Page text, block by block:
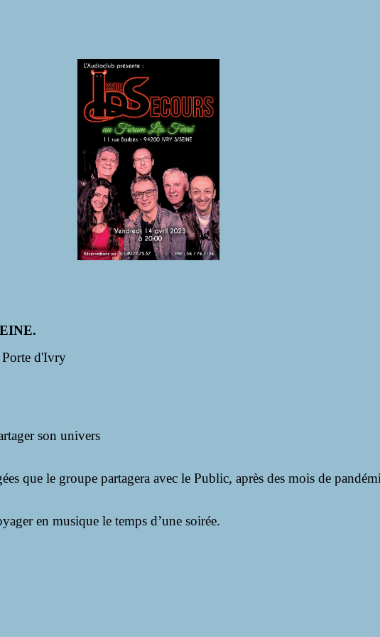
Porte d'Ivry
son univers
que le groupe partagera avec le Public, après des mois de
en musique le temps d’une soirée.